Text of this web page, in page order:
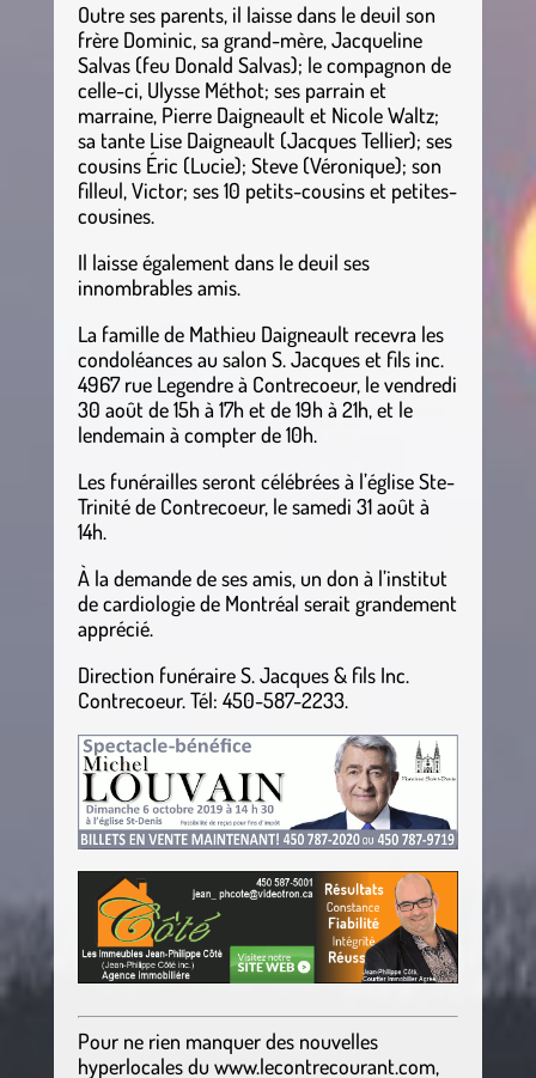
Outre ses parents, il laisse dans le deuil son
frère Dominic, sa grand-mère, Jacqueline
Salvas (feu Donald Salvas); le compagnon de
celle-ci, Ulysse Méthot; ses parrain et
marraine, Pierre Daigneault et Nicole Waltz;
sa tante Lise Daigneault (Jacques Tellier); ses
cousins Éric (Lucie); Steve (Véronique); son
filleul, Victor; ses 10 petits-cousins et petites-
cousines.
Il laisse également dans le deuil ses
innombrables amis.
La famille de Mathieu Daigneault recevra les
condoléances au salon S. Jacques et fils inc.
4967 rue Legendre à Contrecoeur, le vendredi
30 août de 15h à 17h et de 19h à 21h, et le
lendemain à compter de 10h.
Les funérailles seront célébrées à l’église Ste-
Trinité de Contrecoeur, le samedi 31 août à
14h.
À la demande de ses amis, un don à l’institut
de cardiologie de Montréal serait grandement
apprécié.
Direction funéraire S. Jacques & fils Inc.
Contrecoeur. Tél: 450-587-2233.
Pour ne rien manquer des nouvelles
hyperlocalesdu www.lecontrecourant.com,